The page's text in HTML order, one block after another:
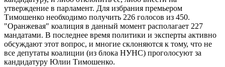
утверждение в парламент. Для избрания премьером
Тимошенко необходимо получить 226 голосов из 450.
"Оранжевая" коалиция в данный момент располагает 227
мандатами. В последнее время политики и эксперты активно
обсуждают этот вопрос, и многие склоняются к тому, что не
все депутаты коалиции (из блока НУНС) проголосуют за
кандидатуру Юлии Тимошенко.